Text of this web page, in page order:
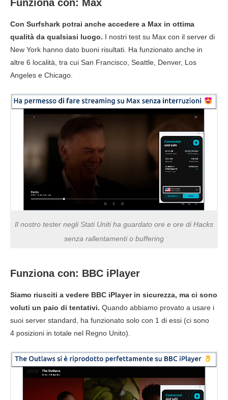
Funziona con: Max
Con Surfshark potrai anche accedere a Max in ottima
qualità da qualsiasi luogo. I nostri test su Max con il server di
New York hanno dato buoni risultati. Ha funzionato anche in
altre 6 località, tra cui San Francisco, Seattle, Denver, Los
Angeles e Chicago.
Il nostro tester negli Stati Uniti ha guardato ore e ore di Hacks
senza rallentamenti o buffering
Funziona con: BBC iPlayer
Siamo riusciti a vedere BBC iPlayer in sicurezza, ma ci sono
voluti un paio di tentativi. Quando abbiamo provato a usare i
suoi server standard, ha funzionato solo con 1 di essi (ci sono
4 posizioni in totale nel Regno Unito).